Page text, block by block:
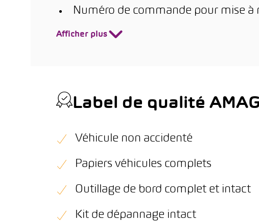
Numéro de commande pour mise à
Afficher plus
Label de qualité
Véhicule non accidenté
Papiers véhicules complets
Outillage de bord complet et intact
Kit de dépannage intact